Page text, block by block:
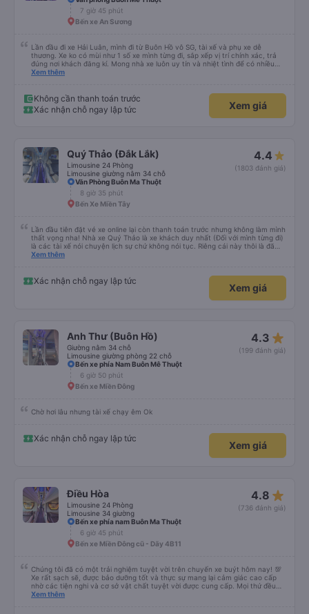
7 giờ 45 phút
Bến xe An Sương
Lần đầu đi xe Hải Luân, mình đi từ Buôn Hồ vô SG, tài xế và phụ xe dễ
thương. Xe ko có mùi như 1 số xe mình từng đi, sắp xếp vị trí chính xác, trả
đúng nơi khách đăng kí. Mong nhà xe luôn uy tín và nhiệt tình để có nhiều
khách hàng hơn nữa
Xem thêm
Không cần thanh toán trước
Xác nhận chỗ ngay lập tức
Xem giá
Quý Thảo (Đắk Lắk)
Limousine 24 Phòng
Limousine giường nằm 34 chỗ
4.4
(1803 đánh giá)
Văn Phòng Buôn Ma Thuột
8 giờ 35 phút
Bến Xe Miền Tây
Lần đầu tiên đặt vé xe online lại còn thanh toán trước nhưng không làm mình
thất vọng nha! Nhà xe Quý Thảo là xe khách duy nhất (Đối với mình từng đi)
là các tài xế nói chuyện lịch sự chứ không nói tục. Riêng cái này thôi là đã
đánh giá 5 sao rồi. Chú tài xế còn uống pepsi rất dễ thương chứ không có
Xem thêm
Xác nhận chỗ ngay lập tức
Xem giá
Anh Thư (Buôn Hồ)
Giường nằm 34 chỗ
Limousine giường phòng 22 chỗ
4.3 star_rate
(199 đánh giá)
Bến xe phía Nam Buôn Mê Thuột
6 giờ 50 phút
Bến xe Miền Đông
Chờ hơi lâu nhưng tài xế chạy êm Ok
Xác nhận chỗ ngay lập tức
Xem giá
Điều Hòa
Limousine 24 Phòng
Limousine 34 giường
4.8 star_rate
(736 đánh giá)
Bến xe phía nam Buôn Ma Thuột
6 giờ 45 phút
Bến xe Miền Đông cũ - Dãy 4B11
Chúng tôi đã có một trải nghiệm tuyệt vời trên chuyến xe buýt hôm nay! 💯
Xe rất sạch sẽ, được bảo dưỡng tốt và thực sự mang lại cảm giác cao cấp
nhờ các tiện nghi và cơ sở vật chất tuyệt vời được cung cấp. Mọi thứ đều
thoải mái và ngăn nắp. Nhân viên và tài xế rất tốt bụng, hữu ích và chu đáo,
Xem thêm